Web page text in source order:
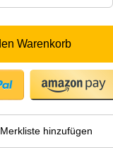
Warenkorb
hinzufügen